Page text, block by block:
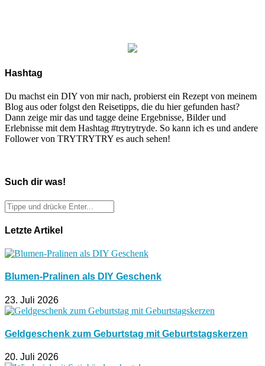
Hashtag
Du machst ein DIY von mir nach, probierst ein Rezept von meinem
Blog aus oder folgst den Reisetipps, die du hier gefunden hast?
Dann zeige mir das und tagge deine Ergebnisse, Bilder und
Erlebnisse mit dem Hashtag #trytrytryde. So kann ich es und andere
Follower von TRYTRYTRY es auch sehen!
Such dir was!
Letzte Artikel
Blumen-Pralinen als DIY Geschenk
23. Juli 2026
Geldgeschenk zum Geburtstag mit Geburtstagskerzen
20. Juli 2026